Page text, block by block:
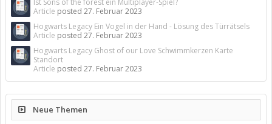
Ist Sons of the forest ein Multiplayer-Spiel?
Article posted 27. Februar 2023
Hogwarts Legacy Ein Vogel in der Hand - Lösung des Türrätsels
Article posted 27. Februar 2023
Hogwarts Legacy Ghost of our Love Schwimmkerzen Karte
Standort
Article posted 27. Februar 2023
Neue Themen